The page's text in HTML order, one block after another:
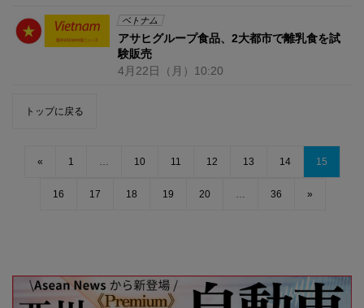
ベトナム
アサヒグループ食品、2大都市で離乳食を試
験販売
4月22日 （月） 10:20
トップに戻る
« 1 10 11 12 13 14 15
16 17 18 19 20 36 »